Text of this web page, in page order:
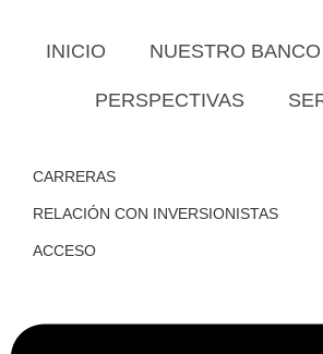
INICIO NUESTRO BANCO
PERSPECTIVAS
CARRERAS
RELACIÓN CON INVERSIONISTAS
ACCESO